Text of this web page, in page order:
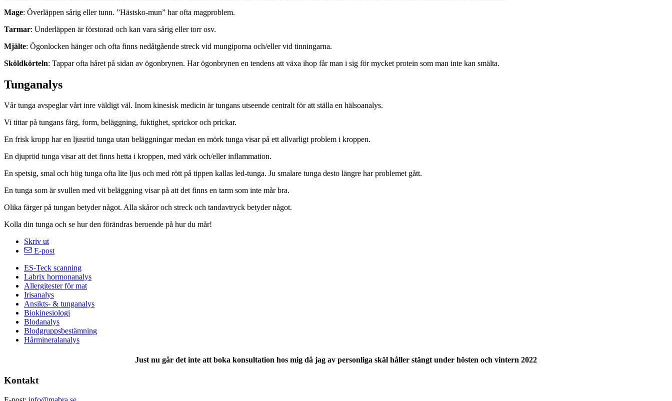
Mage: Överläppen sårig eller tunn. ”Hästsko-mun” har ofta magproblem.
Tarmar: Underläppen är förstorad och kan vara sårig eller torr osv.
Mjälte: Ögonlocken hänger och ofta finns nedåtgående streck vid mungiporna och/eller vid tinningarna.
Sköldkörteln: Tappar ofta håret på sidan av ögonbrynen. Har ögonbrynen en tendens att växa ihop får man i sig för mycket protein som man inte kan smälta.
Tunganalys
Vår tunga avspeglar vårt inre väldigt väl. Inom kinesisk medicin är tungans utseende centralt för att ställa en hälsoanalys.
Vi tittar på tungans färg, form, beläggning, fuktighet, sprickor och prickar.
En frisk kropp har en ljusröd tunga utan beläggningar medan en mörk tunga visar på ett allvarligt problem i kroppen.
En djupröd tunga visar att det finns hetta i kroppen, med värk och/eller inflammation.
En spetsig, smal och hög tunga ofta lite ljus och med rött på tippen kallas led-tunga. Ju smalare tunga desto längre har problemet gått.
En tunga som är svullen med vit beläggning visar på att det finns en tarm som inte mår bra.
Olika färger på tungan betyder något. Alla skåror och streck och tandavtryck betyder något.
Kolla din tunga och se hur den förändras beroende på hur du mår!
Skriv ut
E-post
ES-Teck scanning
Labrix hormonanalys
Allergitester för mat
Irisanalys
Ansikts- & tunganalys
Biokinesiologi
Blodanalys
Blodgruppsbestämning
Hårmineralanalys
Just nu går det inte att boka konsultation hos mig då jag av personliga skäl håller stängt under hösten och vintern 2022
Kontakt